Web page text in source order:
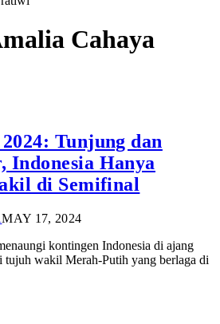
Cahaya
Tunjung dan
Indonesia Hanya
di Semifinal
MAY 17, 2024
kontingen Indonesia di ajang
wakil Merah-Putih yang berlaga di